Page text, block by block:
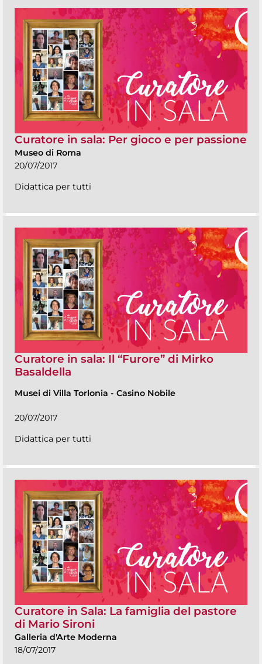
Curatore in sala: Per gioco e per passione
Museo di Roma
20/07/2017
Didattica per tutti
Curatore in sala: Il “Furore” di Mirko
Basaldella
Musei di Villa Torlonia - Casino Nobile
20/07/2017
Didattica per tutti
Curatore in Sala: La famiglia del pastore
di Mario Sironi
Galleria d'Arte Moderna
18/07/2017